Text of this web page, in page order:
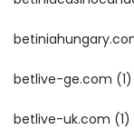
betlive-ge.com (1)
betlive-uk.com (1)